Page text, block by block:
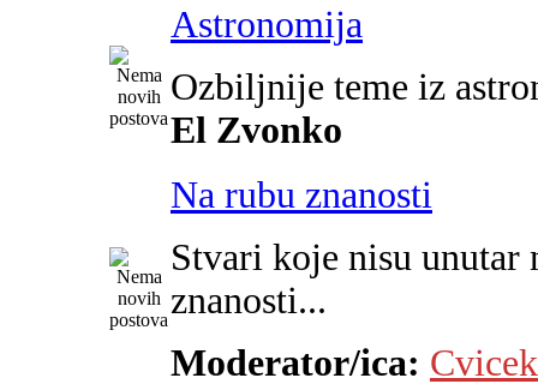
Astronomija
Ozbiljnije teme iz
El Zvonko
Na rubu znanosti
Stvari koje nisu unutar
znanosti...
Moderator/ica: Cvicek